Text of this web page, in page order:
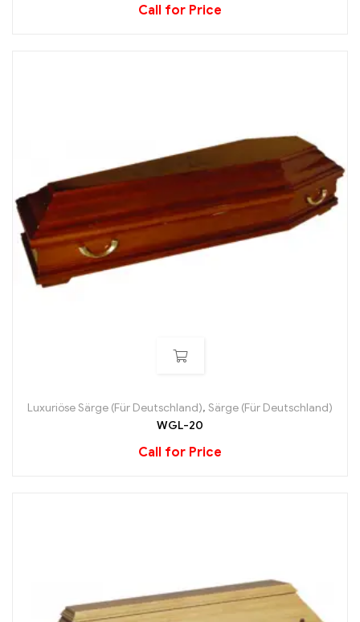
Call for Price
Luxuriöse Särge (Für Deutschland), Särge (Für Deutschland)
WGL-20
Call for Price